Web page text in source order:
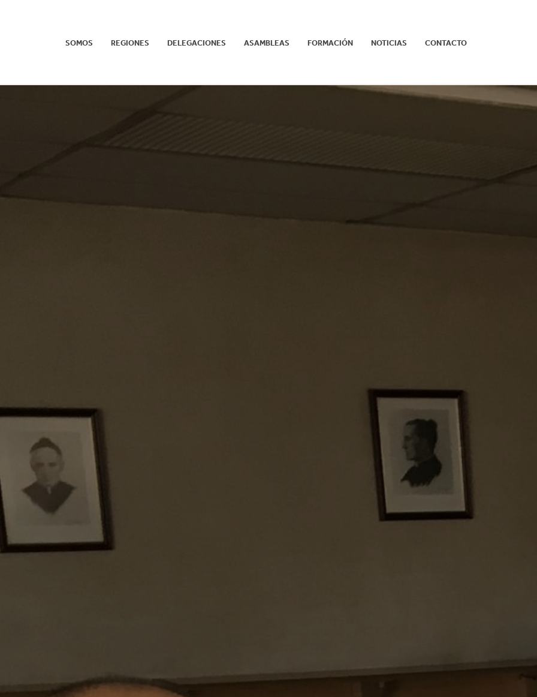
SOMOS REGIONES DELEGACIONES ASAMBLEAS FORMACIÓN NOTICIAS CONTACTO